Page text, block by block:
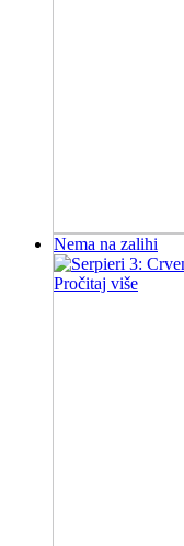
Nema na zalihi
Pročitaj više